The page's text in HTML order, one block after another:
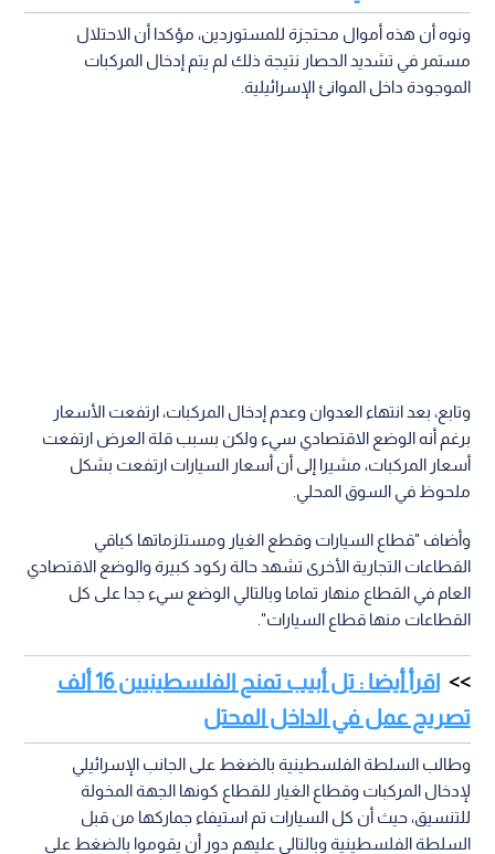
ونوه أن هذه أموال محتجزة للمستوردين، مؤكدا أن الاحتلال
مستمر في تشديد الحصار نتيجة ذلك لم يتم إدخال المركبات
الموجودة داخل الموانئ الإسرائيلية.
وتابع، بعد انتهاء العدوان وعدم إدخال المركبات، ارتفعت الأسعار
برغم أنه الوضع الاقتصادي سيء ولكن بسبب قلة العرض ارتفعت
أسعار المركبات، مشيرا إلى أن أسعار السيارات ارتفعت بشكل
ملحوظ في السوق المحلي.
وأضاف "قطاع السيارات وقطع الغيار ومستلزماتها كباقي
القطاعات التجارية الأخرى تشهد حالة ركود كبيرة والوضع الاقتصادي
العام في القطاع منهار تماما وبالتالي الوضع سيء جدا على كل
القطاعات منها قطاع السيارات".
اقرأ أيضا : تل أبيب تمنح الفلسطينيين 16 ألف
تصريح عمل في الداخل المحتل
وطالب السلطة الفلسطينية بالضغط على الجانب الإسرائيلي
لإدخال المركبات وقطاع الغيار للقطاع كونها الجهة المخولة
للتنسيق، حيث أن كل السيارات تم استيفاء جماركها من قبل
السلطة الفلسطينية وبالتالي عليهم دور أن يقوموا بالضغط على